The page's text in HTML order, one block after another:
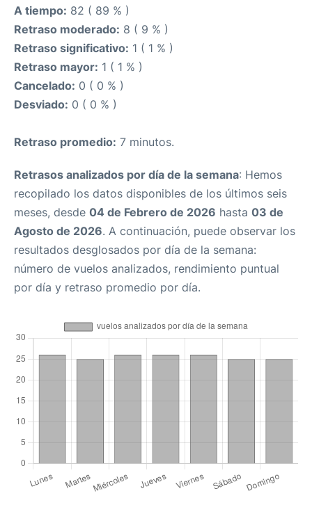
A tiempo: 82 ( 89 % )
Retraso moderado: 8 ( 9 % )
Retraso significativo: 1 ( 1 % )
Retraso mayor: 1 ( 1 % )
Cancelado: 0 ( 0 % )
Desviado: 0 ( 0 % )
Retraso promedio: 7 minutos.
Retrasos analizados por día de la semana: Hemos
recopilado los datos disponibles de los últimos seis
meses, desde 04 de Febrero de 2026 hasta 03 de
Agosto de 2026. A continuación, puede observar los
resultados desglosados por día de la semana:
número de vuelos analizados, rendimiento puntual
por día y retraso promedio por día.